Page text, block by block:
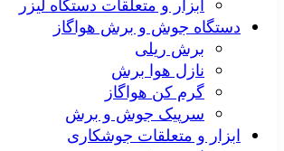
ابزار و متعلقات دستگاه لیزر
دستگاه جوش و برش هواگاز
برش ریلی
نازل هوا برش
گرم کن هواگاز
سرپیک جوش و برش
ابزار و متعلقات جوشکاری